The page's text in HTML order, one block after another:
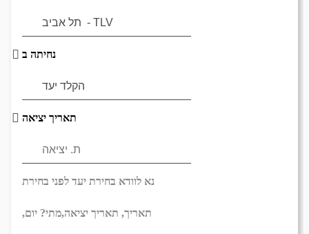
נחיתה ב
תאריך יציאה
נא לוודא בחירת יעד לפני בחירת
תאריך, תאריך יציאה,מתי? יום,